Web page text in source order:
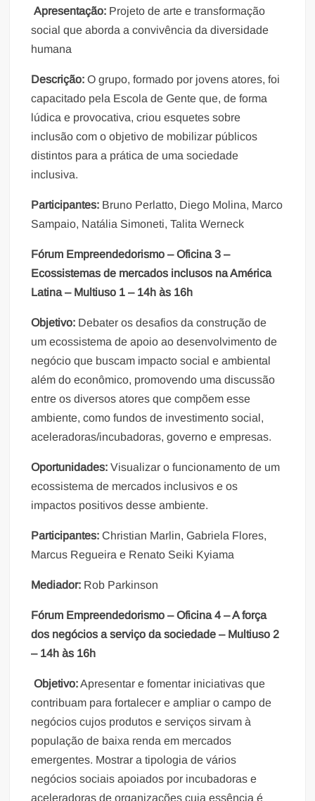
Apresentação: Projeto de arte e transformação
social que aborda a convivência da diversidade
humana
Descrição: O grupo, formado por jovens atores, foi
capacitado pela Escola de Gente que, de forma
lúdica e provocativa, criou esquetes sobre
inclusão com o objetivo de mobilizar públicos
distintos para a prática de uma sociedade
inclusiva.
Participantes: Bruno Perlatto, Diego Molina, Marco
Sampaio, Natália Simoneti, Talita Werneck
Fórum Empreendedorismo – Oficina 3 –
Ecossistemas de mercados inclusos na América
Latina – Multiuso 1 – 14h às 16h
Objetivo: Debater os desafios da construção de
um ecossistema de apoio ao desenvolvimento de
negócio que buscam impacto social e ambiental
além do econômico, promovendo uma discussão
entre os diversos atores que compõem esse
ambiente, como fundos de investimento social,
aceleradoras/incubadoras, governo e empresas.
Oportunidades: Visualizar o funcionamento de um
ecossistema de mercados inclusivos e os
impactos positivos desse ambiente.
Participantes: Christian Marlin, Gabriela Flores,
Marcus Regueira e Renato Seiki Kyiama
Mediador: Rob Parkinson
Fórum Empreendedorismo – Oficina 4 – A força
dos negócios a serviço da sociedade – Multiuso 2
– 14h às 16h
Objetivo:Apresentar e fomentar iniciativas que
contribuam para fortalecer e ampliar o campo de
negócios cujos produtos e serviços sirvam à
população de baixa renda em mercados
emergentes. Mostrar a tipologia de vários
negócios sociais apoiados por incubadoras e
aceleradoras de organizações cuja essência é